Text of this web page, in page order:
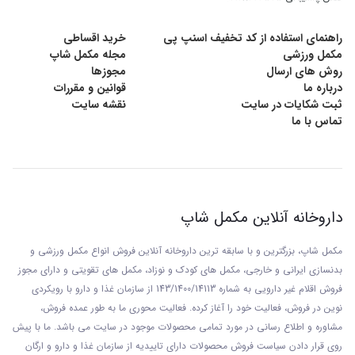
گینرهای کربوهیدرات‌محور قرار می‌دهد.
هدف اصلی این محصول، افزایش پروتئین خالص با حداقل کالری نیست.
ورزشکاری که فقط برای تکمیل پروتئین روزانه به مکمل نیاز دارد، معمولاً با
مکمل وی اصلی و اقتصادی
ترکیبات غذایی هر وعده از سوپر سایز 4.5 کیلویی اپکس
اطلاعات زیر مستقیماً از جدول ارزش غذایی تصویر محصول استخراج شده
است:
با 600 میلی‌لیتر با 600 میلی‌لیتر شیر کم‌چرب
راهنمای استفاده از کد تخفیف اسنپ پی
خرید اقساطی
مکمل ورزشی
مجله مکمل شاپ
روش های ارسال
مجوزها
درباره ما
قوانین و مقررات
ثبت شکایات در سایت
نقشه سایت
تماس با ما
داروخانه آنلاین مکمل شاپ
مکمل شاپ، بزرگترین و با سابقه ترین داروخانه آنلاین فروش انواع مکمل ورزشی و
بدنسازی ایرانی و خارجی، مکمل های کودک و نوزاد، مکمل های تقویتی و دارای مجوز
فروش اقلام غیر دارویی به شماره 143/1400/14113 از سازمان غذا و دارو با رويکردی
نوين در فروش، فعاليت خود را آغاز کرده. فعاليت محوری ما به طور عمده فروش،
مشاوره و اطلاع رسانی در مورد تمامی محصولات موجود در سایت می باشد. ما با پيش
روی قرار دادن سياست فروش محصولات دارای تاييديه از سازمان غذا و دارو و ارگان